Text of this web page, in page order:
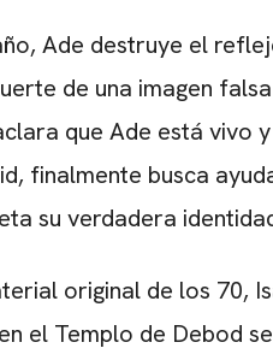
Ade destruye el
de una imagen
que Ade está
finalmente busca
su verdadera
original de los 70,
el Templo de Debod